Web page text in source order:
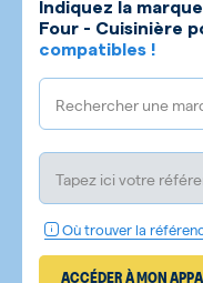
Indiquez la
Four - Cuisinière
compatibles !
Rechercher une
Tapez ici votre
Où trouver la
ACCÉDER À MON